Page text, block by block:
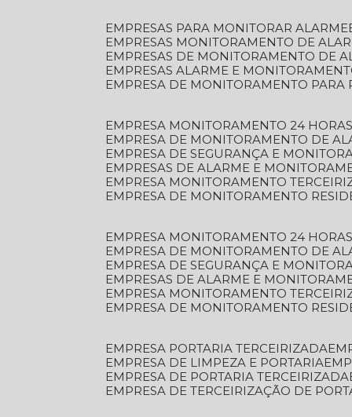
EMPRESAS PARA MONITORAR ALARME
EMPRESAS MONITORAMENTO DE
EMPRESAS DE MONITORAMENTO DE
EMPRESAS ALARME E
EMPRESA DE MONITORAMENTO PARA
EMPRESA MONITORAMENTO 24
EMPRESA DE MONITORAMENTO DE
EMPRESA DE SEGURANÇA E
EMPRESAS DE ALARME E
EMPRESA MONITORAMENTO
EMPRESA DE MONITORAMENTO
EMPRESA MONITORAMENTO 24
EMPRESA DE MONITORAMENTO DE
EMPRESA DE SEGURANÇA E
EMPRESAS DE ALARME E
EMPRESA MONITORAMENTO
EMPRESA DE MONITORAMENTO
EMPRESA PORTARIA TERCEIRIZADA
EMPRESA DE LIMPEZA E PORTARIA
EMPRESA DE PORTARIA TERCEIRIZADA
EMPRESA DE TERCEIRIZAÇÃO DE